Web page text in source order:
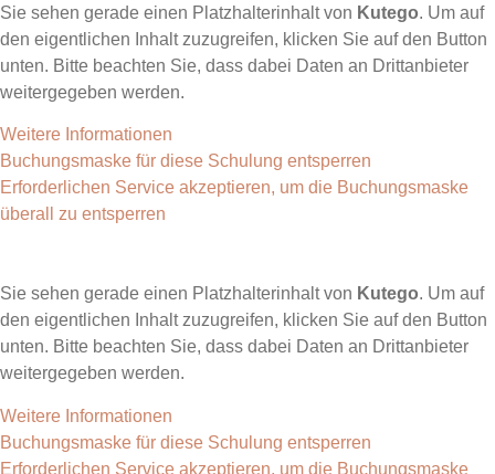
Sie sehen gerade einen Platzhalterinhalt von Kutego. Um auf
den eigentlichen Inhalt zuzugreifen, klicken Sie auf den Button
unten. Bitte beachten Sie, dass dabei Daten an Drittanbieter
weitergegeben werden.
Weitere Informationen
Buchungsmaske für diese Schulung entsperren
Erforderlichen Service akzeptieren, um die Buchungsmaske
überall zu entsperren
Sie sehen gerade einen Platzhalterinhalt von Kutego. Um auf
den eigentlichen Inhalt zuzugreifen, klicken Sie auf den Button
unten. Bitte beachten Sie, dass dabei Daten an Drittanbieter
weitergegeben werden.
Weitere Informationen
Buchungsmaske für diese Schulung entsperren
Erforderlichen Service akzeptieren, um die Buchungsmaske